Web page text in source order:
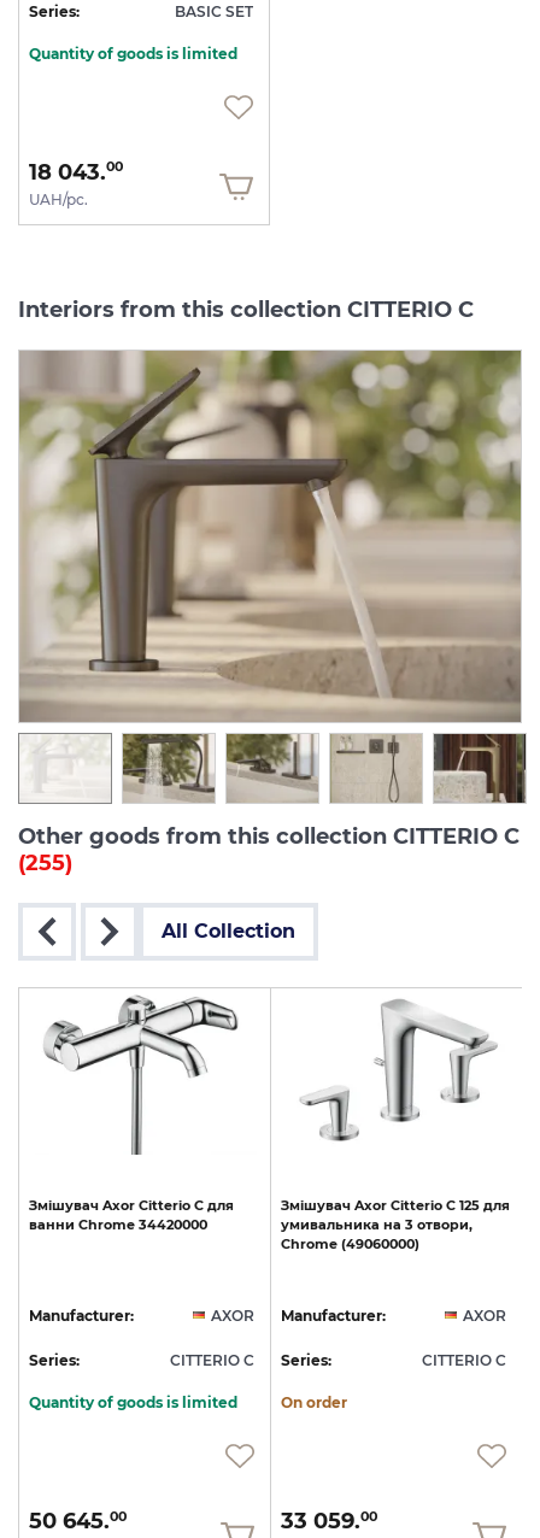
Series: BASIC SET
Quantity of goods is limited
18 043.00
UAH/pc.
Interiors from this collection CITTERIO C
Other goods from this collection CITTERIO C
(255)
All Collection
Змішувач Axor Citterio C для
ванни Chrome 34420000
Manufacturer: AXOR
Series: CITTERIO C
Quantity of goods is limited
50 645.00
Змішувач Axor Citterio C 125 для
умивальника на 3 отвори,
Chrome (49060000)
Manufacturer: AXOR
Series: CITTERIO C
On order
33 059.00